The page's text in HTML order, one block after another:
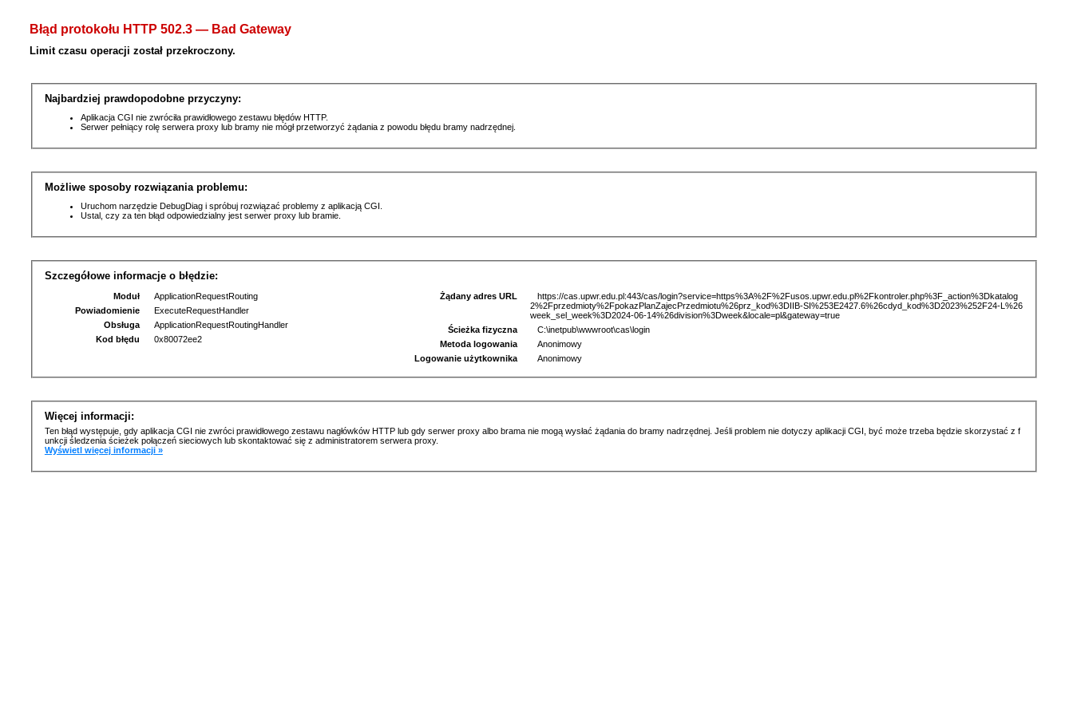
Błąd protokołu HTTP 502.3 — Bad Gateway
Limit czasu operacji został przekroczony.
Najbardziej prawdopodobne przyczyny:
Aplikacja CGI nie zwróciła prawidłowego zestawu błędów HTTP.
Serwer pełniący rolę serwera proxy lub bramy nie mógł przetworzyć żądania z powodu błędu bramy nadrzędnej.
Możliwe sposoby rozwiązania problemu:
Uruchom narzędzie DebugDiag i spróbuj rozwiązać problemy z aplikacją CGI.
Ustal, czy za ten błąd odpowiedzialny jest serwer proxy lub bramie.
Szczegółowe informacje o błędzie:
Moduł
ApplicationRequestRouting
Powiadomienie
ExecuteRequestHandler
Obsługa
ApplicationRequestRoutingHandler
Kod błędu
0x80072ee2
Żądany adres URL
https://cas.upwr.edu.pl:443/cas/login?service=https%3A%2F%2Fusos.upwr.edu.pl%2Fkontroler.php%3F_action%3Dkatalog
2%2Fprzedmioty%2FpokazPlanZajecPrzedmiotu%26prz_kod%3DIIB-SI%253E2427.6%26cdyd_kod%3D2023%252F24-L%26
week_sel_week%3D2024-06-14%26division%3Dweek&locale=pl&gateway=true
Ścieżka fizyczna
C:\inetpub\wwwroot\cas\login
Metoda logowania
Anonimowy
Logowanie użytkownika
Anonimowy
Więcej informacji:
Ten błąd występuje, gdy aplikacja CGI nie zwróci prawidłowego zestawu nagłówków HTTP lub gdy serwer proxy albo brama nie mogą wysłać żądania do bramy nadrzędnej. Jeśli problem nie dotyczy aplikacji CGI, być może trzeba będzie skorzystać z f
unkcji śledzenia ścieżek połączeń sieciowych lub skontaktować się z administratorem serwera proxy.
Wyświetl więcej informacji »